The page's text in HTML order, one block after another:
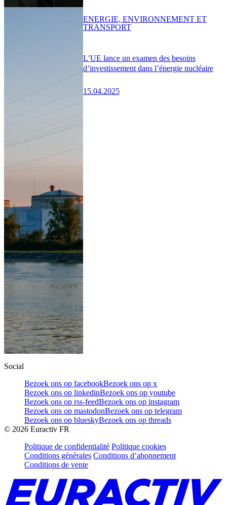
L’UE lance un examen des besoins
d’investissement dans l’énergie nucléaire
15.04.2025
ENERGIE, ENVIRONNEMENT ET
TRANSPORT
Social
Bezoek ons op facebookBezoek ons op x
Bezoek ons op linkedinBezoek ons op youtube
Bezoek ons op rss-feedBezoek ons op instagram
Bezoek ons op mastodonBezoek ons op telegram
Bezoek ons op blueskyBezoek ons op threads
© 2026 Euractiv FR
Politique de confidentialité Politique cookies
Conditions générales Conditions d’abonnement
Conditions de vente